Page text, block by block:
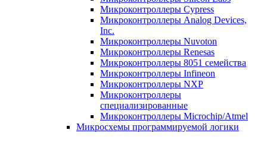
Микроконтроллеры Cypress
Микроконтроллеры Analog Devices,
Inc.
Микроконтроллеры Nuvoton
Микроконтроллеры Renesas
Микроконтроллеры 8051 семейства
Микроконтроллеры Infineon
Микроконтроллеры NXP
Микроконтроллеры
специализированные
Микроконтроллеры Microchip/Atmel
Микросхемы программируемой логики